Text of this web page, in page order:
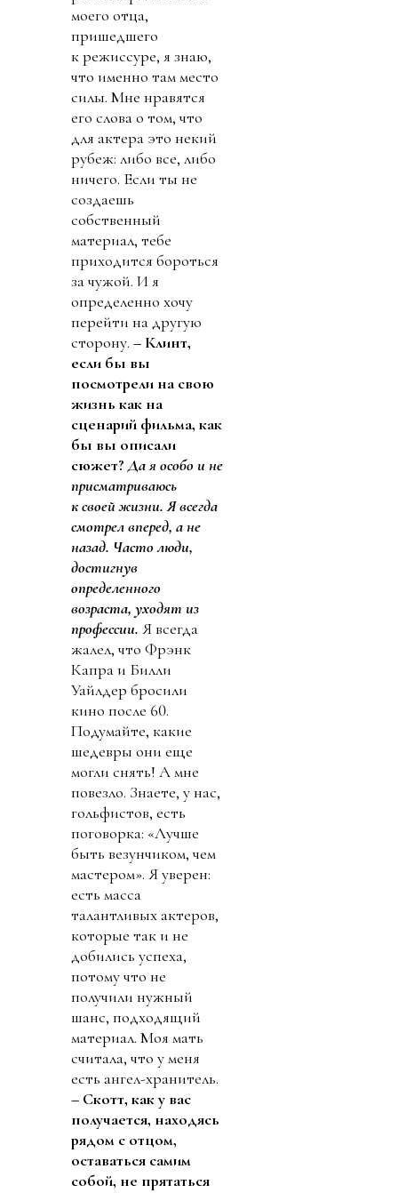
моего отца,
пришедшего
к режиссуре, я знаю,
что именно там место
силы. Мне нравятся
его слова о том, что
для актера это некий
рубеж: либо все, либо
ничего. Если ты не
создаешь
собственный
материал, тебе
приходится бороться
за чужой. И я
определенно хочу
перейти на другую
сторону. – Клинт,
если бы вы
посмотрели на свою
жизнь как на
сценарий фильма, как
бы вы описали
сюжет? Да я особо и не
присматриваюсь
к своей жизни.Я всегда
смот­рел вперед, а не
назад. Часто люди,
достигнув
определенного
возраста, уходят из
профессии. Я всегда
жалел, что Фрэнк
Капра и Билли
Уайлдер бросили
кино после 60.
Подумайте, какие
шедевры они еще
могли снять! А мне
повезло. Знаете, у нас,
гольфистов, есть
поговорка: «Лучше
быть везунчиком, чем
мастером». Я уверен:
есть масса
талантливых актеров,
которые так и не
добились успеха,
потому что не
получили нужный
шанс, подходящий
материал. Моя мать
считала, что у меня
есть ангел-хранитель.
– Скотт, как у вас
получается, находясь
рядом с отцом,
оставаться самим
собой, не прятаться